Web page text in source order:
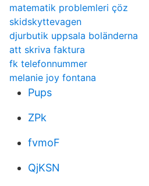
matematik problemleri çöz
skidskyttevagen
djurbutik uppsala boländerna
att skriva faktura
fk telefonnummer
melanie joy fontana
Pups
ZPk
fvmoF
QjKSN